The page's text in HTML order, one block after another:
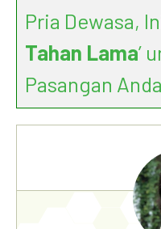
Pria Dewasa,
Tahan Lama’
Pasangan